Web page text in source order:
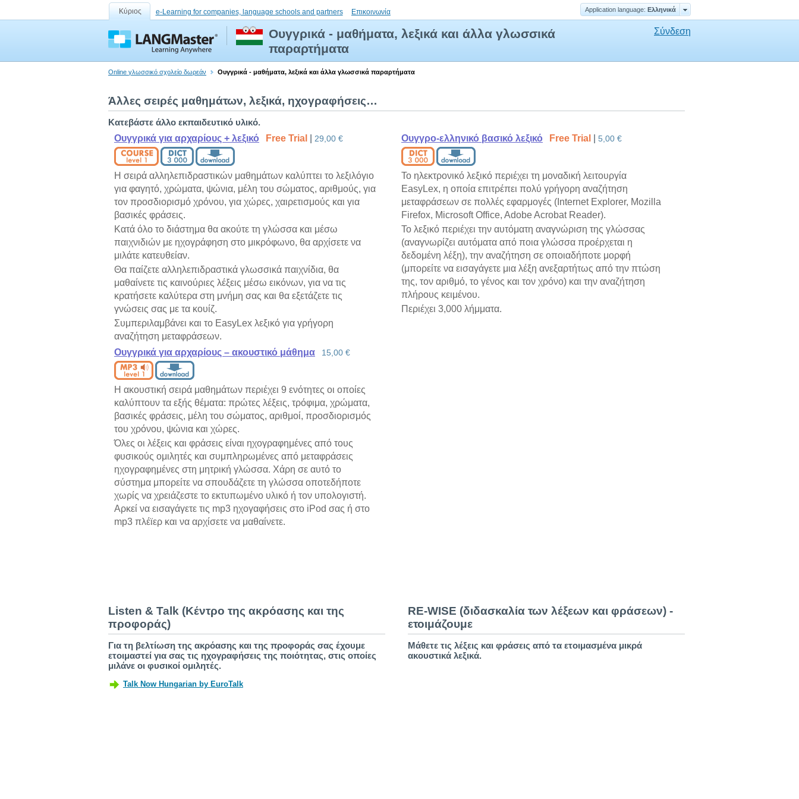
Κύριος e-Learning for companies, language schools and partners Επικοινωνία Application language: Ελληνικά
Ουγγρικά - μαθήματα, λεξικά και άλλα γλωσσικά
παραρτήματα
Σύνδεση
Online γλωσσικό σχολείο δωρεάν Ουγγρικά - μαθήματα, λεξικά και άλλα γλωσσικά παραρτήματα
Άλλες σειρές μαθημάτων, λεξικά, ηχογραφήσεις…
Κατεβάστε άλλο εκπαιδευτικό υλικό.
Ουγγρικά για αρχαρίους + λεξικό
Free Trial 29,00 €
Η σειρά αλληλεπιδραστικών μαθημάτων καλύπτει το λεξιλόγιο
για φαγητό, χρώματα, ψώνια, μέλη του σώματος, αριθμούς, για
τον προσδιορισμό χρόνου, για χώρες, χαιρετισμούς και για
βασικές φράσεις.
Κατά όλο το διάστημα θα ακούτε τη γλώσσα και μέσω
παιχνιδιών με ηχογράφηση στο μικρόφωνο, θα αρχίσετε να
μιλάτε κατευθείαν.
Θα παίζετε αλληλεπιδραστικά γλωσσικά παιχνίδια, θα
μαθαίνετε τις καινούριες λέξεις μέσω εικόνων, για να τις
κρατήσετε καλύτερα στη μνήμη σας και θα εξετάζετε τις
γνώσεις σας με τα κουίζ.
Συμπεριλαμβάνει και το EasyLex λεξικό για γρήγορη
αναζήτηση μεταφράσεων.
Ουγγρο-ελληνικό βασικό λεξικό Free Trial 5,00 €
Το ηλεκτρονικό λεξικό περιέχει τη μοναδική λειτουργία
EasyLex, η οποία επιτρέπει πολύ γρήγορη αναζήτηση
μεταφράσεων σε πολλές εφαρμογές (Internet Explorer, Mozilla
Firefox, Microsoft Office, Adobe Acrobat Reader).
Το λεξικό περιέχει την αυτόματη αναγνώριση της γλώσσας
(αναγνωρίζει αυτόματα από ποια γλώσσα προέρχεται η
δεδομένη λέξη), την αναζήτηση σε οποιαδήποτε μορφή
(μπορείτε να εισαγάγετε μια λέξη ανεξαρτήτως από την πτώση
της, τον αριθμό, το γένος και τον χρόνο) και την αναζήτηση
πλήρους κειμένου.
Περιέχει 3,000 λήμματα.
Ουγγρικά για αρχαρίους – ακουστικό μάθημα 15,00 €
Η ακουστική σειρά μαθημάτων περιέχει 9 ενότητες οι οποίες
καλύπτουν τα εξής θέματα: πρώτες λέξεις, τρόφιμα, χρώματα,
βασικές φράσεις, μέλη του σώματος, αριθμοί, προσδιορισμός
του χρόνου, ψώνια και χώρες.
Όλες οι λέξεις και φράσεις είναι ηχογραφημένες από τους
φυσικούς ομιλητές και συμπληρωμένες από μεταφράσεις
ηχογραφημένες στη μητρική γλώσσα. Χάρη σε αυτό το
σύστημα μπορείτε να σπουδάζετε τη γλώσσα οποτεδήποτε
χωρίς να χρειάζεστε το εκτυπωμένο υλικό ή τον υπολογιστή.
Αρκεί να εισαγάγετε τις mp3 ηχογαφήσεις στο iPod σας ή στο
mp3 πλέϊερ και να αρχίσετε να μαθαίνετε.
Listen & Talk (Κέντρο της ακρόασης και της
προφοράς)
Για τη βελτίωση της ακρόασης και της προφοράς σας έχουμε
ετοιμαστεί για σας τις ηχογραφήσεις της ποιότητας, στις οποίες
μιλάνε οι φυσικοί ομιλητές.
RE-WISE (διδασκαλία των λέξεων και φράσεων) -
ετοιμάζουμε
Μάθετε τις λέξεις και φράσεις από τα ετοιμασμένα μικρά
ακουστικά λεξικά.